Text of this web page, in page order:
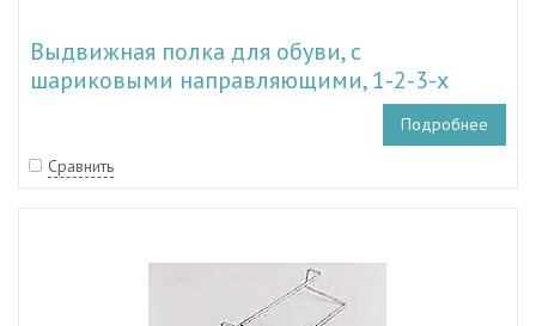
Выдвижная полка для обуви, с
шариковыми направляющими, 1-2-3-х
Подробнее
Сравнить